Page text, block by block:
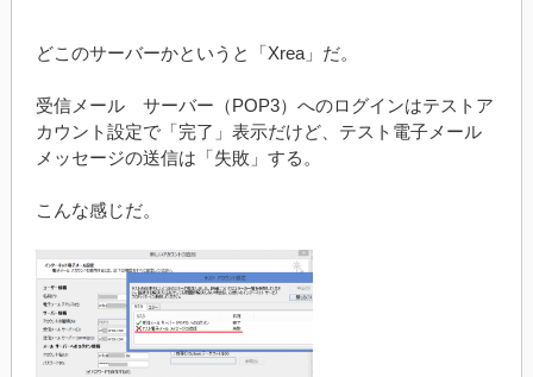
どこのサーバーかというと「Xrea」だ。
受信メール サーバー（POP3）へのログインはテストア
カウント設定で「完了」表示だけど、テスト電子メール
メッセージの送信は「失敗」する。
こんな感じだ。